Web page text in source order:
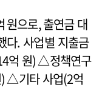
원으로, 출연금 대
다. 사업별 지출금
억 원) △정책연구
△기타 사업(2억